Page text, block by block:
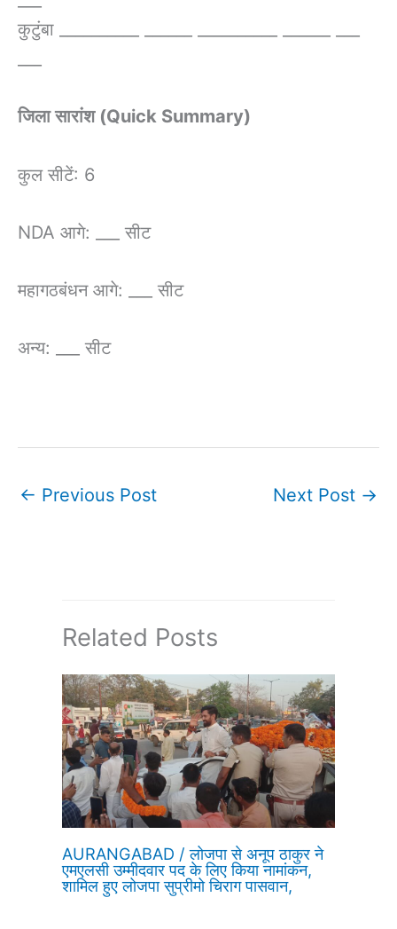
कुटुंबा __________ ______ __________ ______ ___
जिला सारांश (Quick Summary)
कुल सीटें: 6
NDA आगे: ___ सीट
महागठबंधन आगे: ___ सीट
अन्य: ___ सीट
← Previous Post Next Post →
Related Posts
AURANGABAD / लोजपा से अनूप ठाकुर ने
एमएलसी उम्मीदवार पद के लिए किया नामांकन,
शामिल हुए लोजपा सुप्रीमो चिराग पासवान,